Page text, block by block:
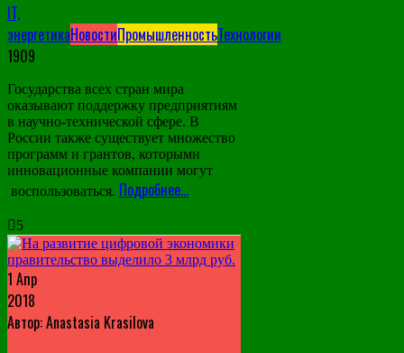
IT,
энергетикаНовостиПромышленностьТехнологии
1909
Государства всех стран мира
оказывают поддержку предприятиям
в научно-технической сфере. В
России также существует множество
программ и грантов, которыми
инновационные компании могут
воспользоваться. Подробнее…
5
1 Апр
2018
Автор: Anastasia Krasilova